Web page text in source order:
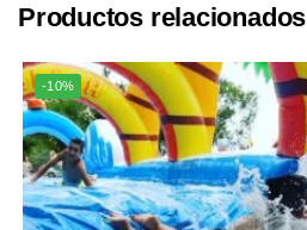
Productos relacionados
-10%